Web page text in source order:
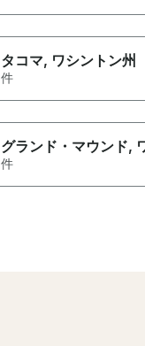
タコマ, ワシントン州
件
グランド・マウンド,
件